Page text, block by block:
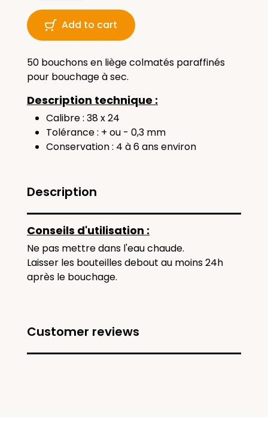
Add to cart
50 bouchons en liège colmatés paraffinés
pour bouchage à sec.
Description technique :
Calibre : 38 x 24
Tolérance : + ou - 0,3 mm
Conservation : 4 à 6ans environ
Description
Conseils d'utilisation :
Ne pas mettre dans l'eau chaude.
Laisser les bouteilles debout au moins 24h
après le bouchage.
Customer reviews